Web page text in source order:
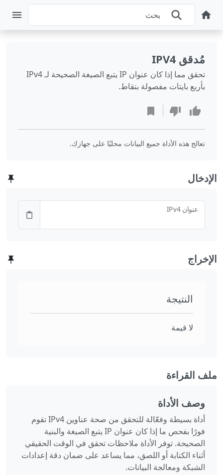
مُدقق IPV4
تحقق مما إذا كان عنوان IP يتبع الصيغة الصحيحة لـ IPv4
بأربع بايتات مفصولة بنقاط.
تعالج هذه الأداة جميع البيانات محليًا على جهازك.
الإدخال
عنوان IPv4
الإخراج
النتيجة
لا قيمة
ملف القراءة
وصف الأداة
أداة بسيطة وفعّالة للتحقق من صحة عناوين IPv4 تقوم
فورًا بفحص ما إذا كان عنوان IP يتبع الصيغة والبنية
الصحيحة. توفر الأداة ملاحظات تحقق في الوقت الحقيقي
أثناء الكتابة أو اللصق، مما يساعد على ضمان دقة إعدادات
الشبكة ومعالجة البيانات.